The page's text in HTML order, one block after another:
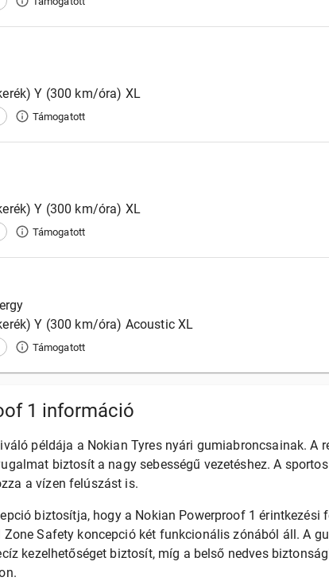
Y (300 km/óra) XL
Támogatott
Y (300 km/óra) XL
Támogatott
Y (300 km/óra) Acoustic XL
Támogatott
1 információ
példája a Nokian Tyres nyári gumiabroncsainak. A
biztosít a nagy sebességű vezetéshez. A
a vízen felúszást is.
biztosítja, hogy a Nokian Powerproof 1
Safety koncepció két funkcionális zónából áll. A
kezelhetőséget biztosít, míg a belső nedves